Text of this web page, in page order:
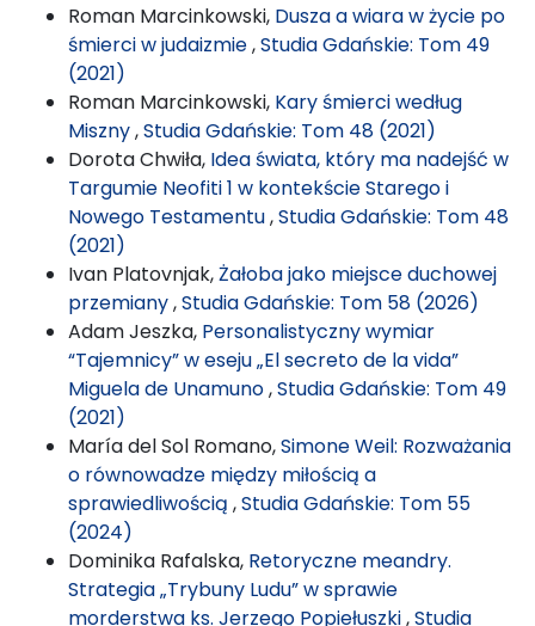
Roman Marcinkowski, Dusza a wiara w życie po
śmierci w judaizmie,Studia Gdańskie: Tom 49
(2021)
Roman Marcinkowski, Kary śmierci według
Miszny,Studia Gdańskie: Tom 48 (2021)
Dorota Chwiła, Idea świata, który ma nadejść w
Targumie Neofiti 1 w kontekście Starego i
Nowego Testamentu,Studia Gdańskie: Tom 48
(2021)
Ivan Platovnjak,Żałoba jako miejsce duchowej
przemiany,Studia Gdańskie: Tom 58 (2026)
Adam Jeszka, Personalistyczny wymiar
“Tajemnicy” w eseju „El secreto de la vida”
Miguela de Unamuno,Studia Gdańskie: Tom 49
(2021)
María del Sol Romano,Simone Weil: Rozważania
o równowadze między miłością a
sprawiedliwością ,Studia Gdańskie: Tom 55
(2024)
Dominika Rafalska, Retoryczne meandry.
Strategia „Trybuny Ludu” w sprawie
morderstwa ks. Jerzego Popiełuszki,Studia